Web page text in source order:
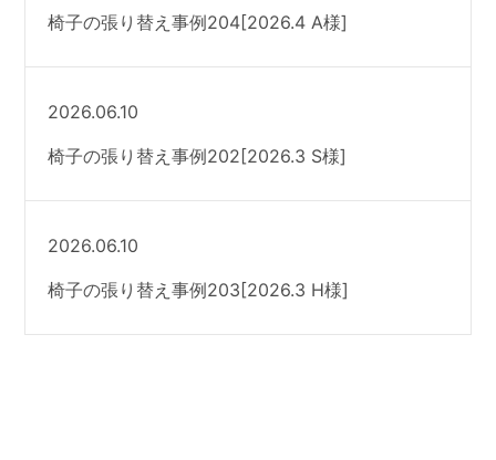
椅子の張り替え事例204[2026.4 A様]
2026.06.10
椅子の張り替え事例202[2026.3 S様]
2026.06.10
椅子の張り替え事例203[2026.3 H様]